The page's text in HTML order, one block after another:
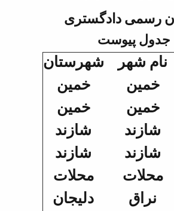
رسمی دادگستری
جدول پیوست
شهرستان نام شهر
خمین
خمین
خمین
خمین
شازند
شازند
شازند
شازند
محلات
محلات
دلیجان
نراق